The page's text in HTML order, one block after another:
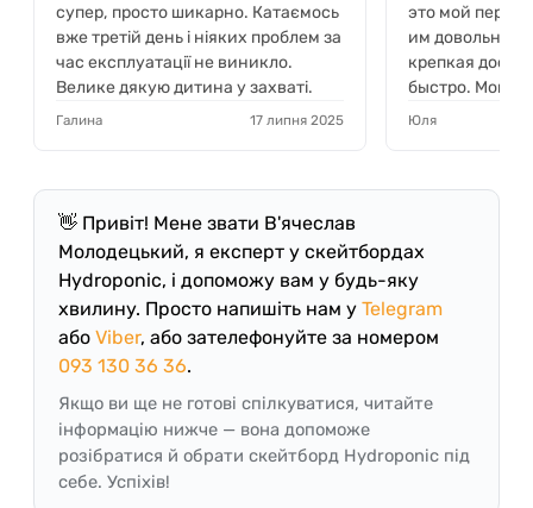
супер, просто шикарно. Катаємось
вже третій день і ніяких проблем за
час експлуатації не виникло.
Велике дякую дитина у захваті.
Галина 17 липня 2025
это мой
им довольна!
крепкая
быстро. Могу
Юля
👋 Привіт! Мене звати В'ячеслав
Молодецький, я експерт у скейтбордах
Hydroponic, і допоможу вам у будь-яку
хвилину. Просто напишіть нам у Telegram
або Viber, або зателефонуйте за номером
093 130 36 36.
Якщо ви ще не готові спілкуватися, читайте
інформацію нижче — вона допоможе
розібратися й обрати скейтборд Hydroponic під
себе. Успіхів!